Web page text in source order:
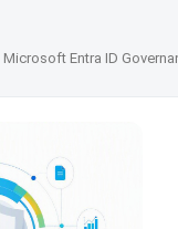
Microsoft Entra ID